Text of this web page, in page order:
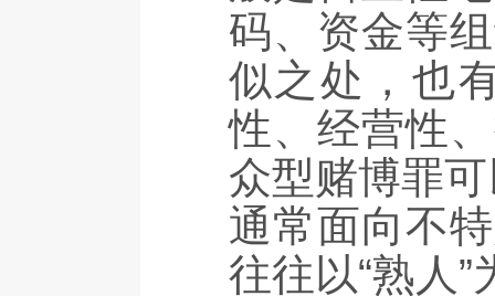
码、资金等
似之处，也
性、经营性
众型赌博罪
通常面向不
往往以“熟人